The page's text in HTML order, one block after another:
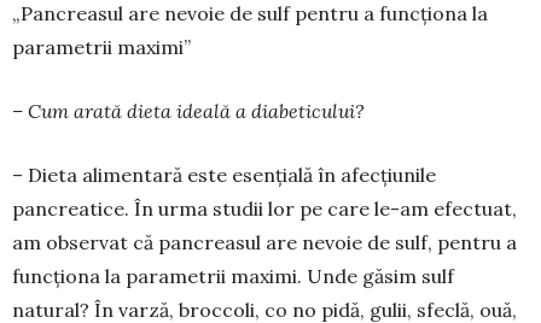
„Pancreasul are nevoie de sulf pentru a funcționa la
parametrii maximi”
– Cum arată dieta ideală a diabeticului?
– Dieta alimentară este esen­ţială în afecţiunile
pancreatice. În urma studii­ lor pe care le-am efec­tuat,
am observat că pancreasul are nevoie de sulf, pentru a
funcţiona la parametrii maximi. Unde găsim sulf
natural? În varză, broccoli, co­ no­ pidă, gulii, sfeclă, ouă,